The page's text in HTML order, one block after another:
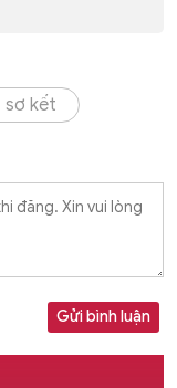
sơ kết
Gửi bình luận